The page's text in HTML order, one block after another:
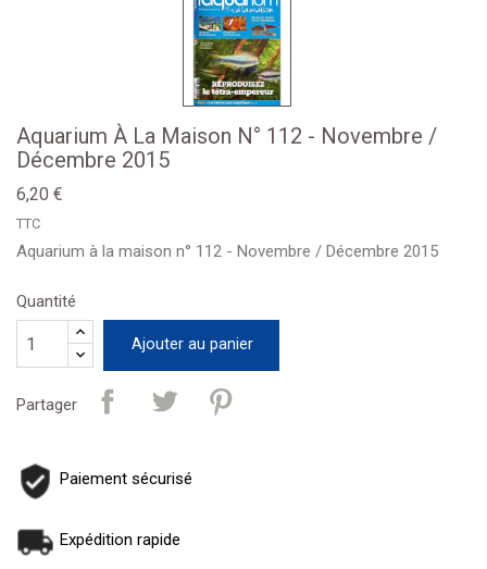
Aquarium À La Maison N° 112 - Novembre /
Décembre 2015
6,20 €
TTC
Aquarium à la maison n° 112 - Novembre / Décembre 2015
Quantité
Ajouter au panier
Partager
Paiement sécurisé
Expédition rapide